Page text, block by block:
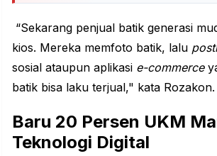
“Sekarang penjual batik generasi
kios. Mereka memfoto batik, lalu
sosial ataupun aplikasi e-commerce
batik bisa laku terjual," kata Rozakon.
Baru 20 Persen UKM
Teknologi Digital